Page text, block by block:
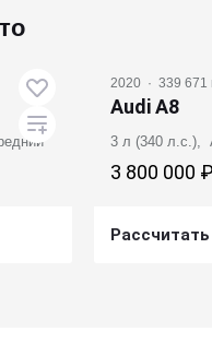
2020 · 339 671
Audi A8
3 л (340
3 800 000